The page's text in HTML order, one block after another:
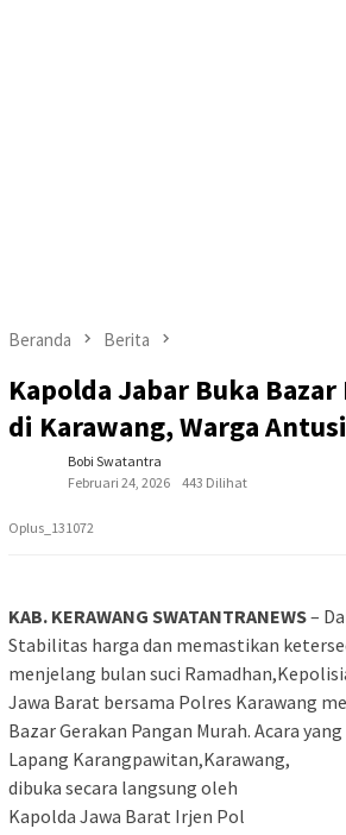
Beranda Berita
Kapolda Jabar Buka Bazar
di Karawang, Warga
Bobi Swatantra
Februari 24, 2026
443 Dilihat
Oplus_131072
KAB. KERAWANG SWATANTRANEWS–
Stabilitas harga dan memastikan
menjelang bulan suci
Jawa Barat bersama Polres Karawang
Bazar Gerakan Pangan Murah. Acara
Lapang Karangpawitan,Karawang,
dibuka secara langsung oleh
Kapolda Jawa Barat Irjen Pol